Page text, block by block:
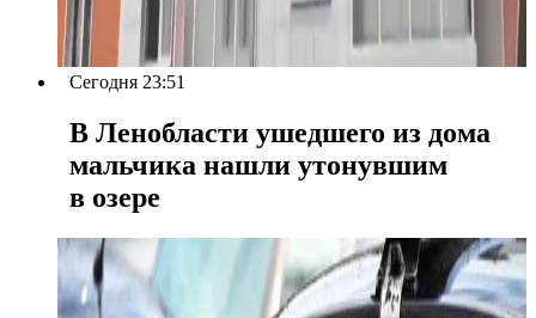
Сегодня 23:51
В Ленобласти ушедшего из дома
мальчика нашли утонувшим
в озере